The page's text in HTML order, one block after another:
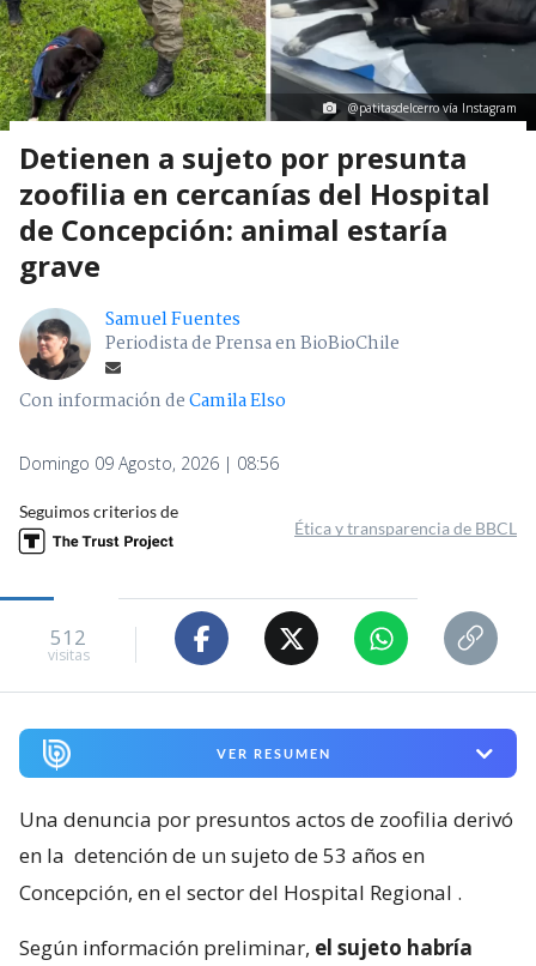
@patitasdelcerro vía Instagram
Detienen a sujeto por presunta
zoofilia en cercanías del Hospital
de Concepción: animal estaría
grave
Samuel Fuentes
Periodista de Prensa en BioBioChile
Con información deCamila Elso
Domingo 09 Agosto, 2026 | 08:56
Seguimos criterios de
Ética y transparencia de BBCL
512
visitas
VER RESUMEN
Una denuncia por presuntos actos de zoofilia derivó
en la detención de un sujeto de 53 años en
Concepción, en el sector del Hospital Regional .
Según información preliminar, el sujeto habría